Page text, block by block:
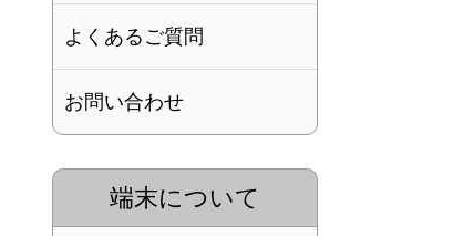
よくあるご質問
お問い合わせ
端末について